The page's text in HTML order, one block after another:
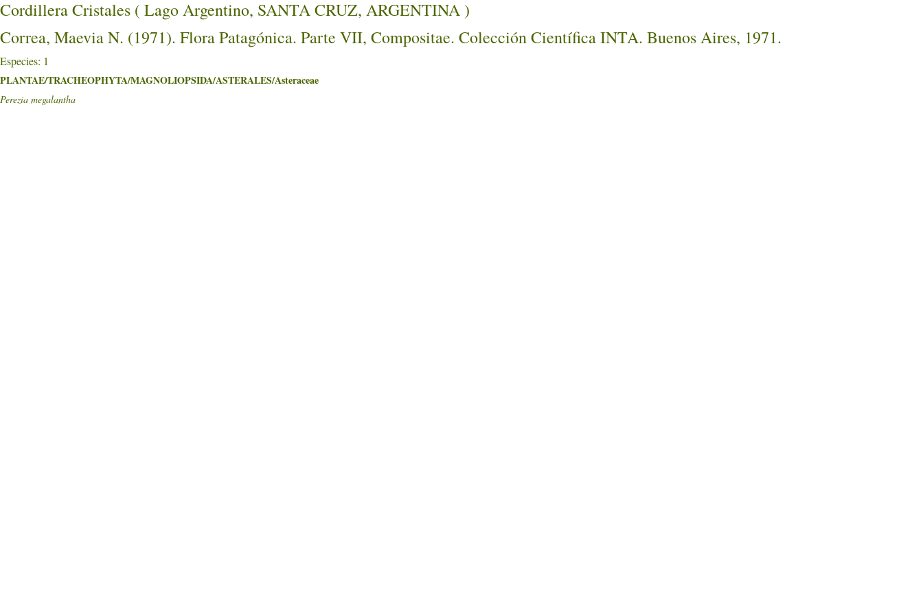
Cordillera Cristales ( Lago Argentino, SANTA CRUZ, ARGENTINA )
Correa, Maevia N. (1971). Flora Patagónica. Parte VII, Compositae. Colección Científica INTA. Buenos Aires, 1971.
Especies: 1
PLANTAE/TRACHEOPHYTA/MAGNOLIOPSIDA/ASTERALES/Asteraceae
Perezia megalantha